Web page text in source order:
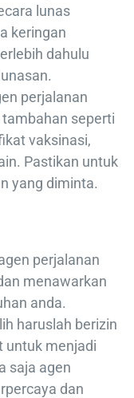
lunas
keringan
dahulu
perjalanan
seperti
vaksinasi,
Pastikan untuk
yang diminta.
perjalanan
menawarkan
anda.
haruslah berizin
untuk menjadi
saja agen
dan